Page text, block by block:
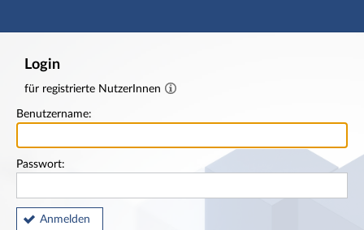
Hauptnavigation
Login
für registrierte NutzerInnen
Benutzername:
Passwort:
Anmelden